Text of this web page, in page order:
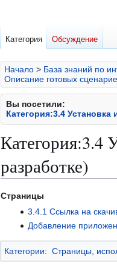
Начало > База знаний по
Описание готовых
Вы посетили:
Категория:3.4
Категория:3.4
разработке)
Перейти
навигации
Перейти
Страницы
3.4.1 Ссылка на
Добавление
Категории: Страницы,
Категория Обсуждение